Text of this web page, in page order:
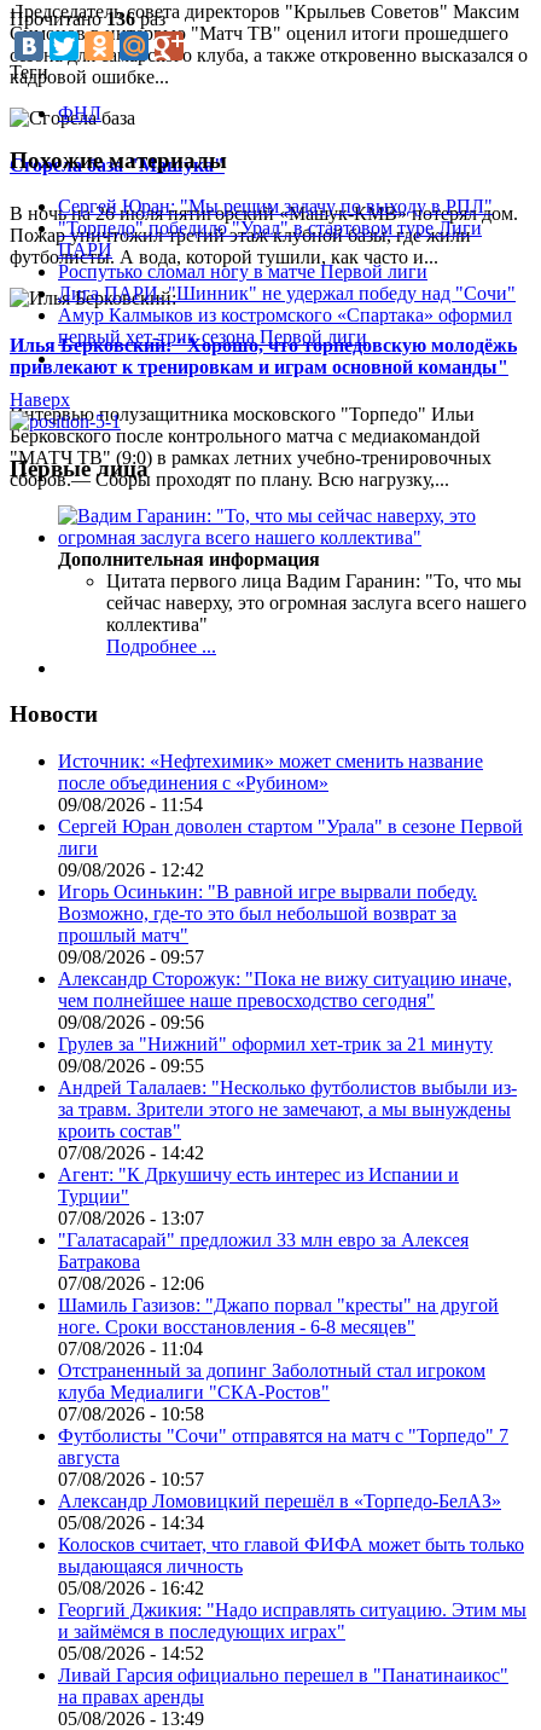
Председатель совета директоров "Крыльев Советов" Максим
Симонов в интервью "Матч ТВ" оценил итоги прошедшего
сезона для самарского клуба, а также откровенно высказался о
кадровой ошибке...
Сгорела база "Машука"
В ночь на 26 июля пятигорский «Машук-КМВ» потерял дом.
Пожар уничтожил третий этаж клубной базы, где жили
футболисты. А вода, которой тушили, как часто и...
Илья Берковский: "Хорошо, что торпедовскую молодёжь
привлекают к тренировкам и играм основной команды"
Интервью полузащитника московского "Торпедо" Ильи
Берковского после контрольного матча с медиакомандой
"МАТЧ ТВ" (9:0) в рамках летних учебно-тренировочных
сборов.— Сборы проходят по плану. Всю нагрузку,...
Прочитано136раз
Теги
ФНЛ
Похожие материалы
Сергей Юран: "Мы решим задачу по выходу в РПЛ"
"Торпедо" победило "Урал" в стартовом туре Лиги
ПАРИ
Роспутько сломал ногу в матче Первой лиги
Лига ПАРИ. "Шинник" не удержал победу над "Сочи"
Амур Калмыков из костромского «Спартака» оформил
первый хет-трик сезона Первой лиги
Наверх
Первые лица
Дополнительная информация
Цитата первого лица Вадим Гаранин: "То, что мы
сейчас наверху, это огромная заслуга всего нашего
коллектива"
Подробнее ...
Новости
Источник: «Нефтехимик» может сменить название
после объединения с «Рубином»
09/08/2026 - 11:54
Сергей Юран доволен стартом "Урала" в сезоне Первой
лиги
09/08/2026 - 12:42
Игорь Осинькин: "В равной игре вырвали победу.
Возможно, где-то это был небольшой возврат за
прошлый матч"
09/08/2026 - 09:57
Александр Сторожук: "Пока не вижу ситуацию иначе,
чем полнейшее наше превосходство сегодня"
09/08/2026 - 09:56
Грулев за "Нижний" оформил хет-трик за 21 минуту
09/08/2026 - 09:55
Андрей Талалаев: "Несколько футболистов выбыли из-
за травм. Зрители этого не замечают, а мы вынуждены
кроить состав"
07/08/2026 - 14:42
Агент: "К Дркушичу есть интерес из Испании и
Турции"
07/08/2026 - 13:07
"Галатасарай" предложил 33 млн евро за Алексея
Батракова
07/08/2026 - 12:06
Шамиль Газизов: "Джапо порвал "кресты" на другой
ноге. Сроки восстановления - 6-8 месяцев"
07/08/2026 - 11:04
Отстраненный за допинг Заболотный стал игроком
клуба Медиалиги "СКА-Ростов"
07/08/2026 - 10:58
Футболисты "Сочи" отправятся на матч с "Торпедо" 7
августа
07/08/2026 - 10:57
Александр Ломовицкий перешёл в «Торпедо-БелАЗ»
05/08/2026 - 14:34
Колосков считает, что главой ФИФА может быть только
выдающаяся личность
05/08/2026 - 16:42
Георгий Джикия: "Надо исправлять ситуацию. Этим мы
и займёмся в последующих играх"
05/08/2026 - 14:52
Ливай Гарсия официально перешел в "Панатинаикос"
на правах аренды
05/08/2026 - 13:49